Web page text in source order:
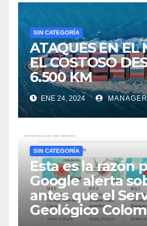
SIN CATEGORÍA
ATAQUES EN EL
EL COSTOSO
6.500 KM
ENE 24, 2024
SIN CATEGORÍA
Esta es la razón
Google alerta
antes que el
Geológico